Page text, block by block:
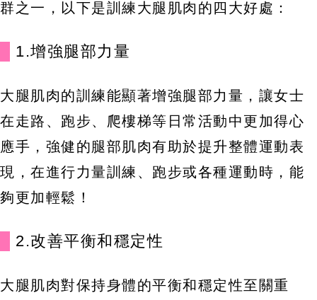
群之一，以下是訓練大腿肌肉的四大好處：
1.增強腿部力量
大腿肌肉的訓練能顯著增強腿部力量，讓女士
在走路、跑步、爬樓梯等日常活動中更加得心
應手，強健的腿部肌肉有助於提升整體運動表
現，在進行力量訓練、跑步或各種運動時，能
夠更加輕鬆！
2.改善平衡和穩定性
大腿肌肉對保持身體的平衡和穩定性至關重